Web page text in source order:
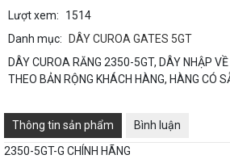
Lượt xem:
1514
Danh mục:
DÂY CUROA GATES 5GT
DÂY CUROA RĂNG 2350-5GT, DÂY NHẬP
THEO BẢN RỘNG KHÁCH HÀNG, HÀNG CÓ
Thông tin sản phẩm
Bình luận
2350-5GT-G CHÍNH HÃNG